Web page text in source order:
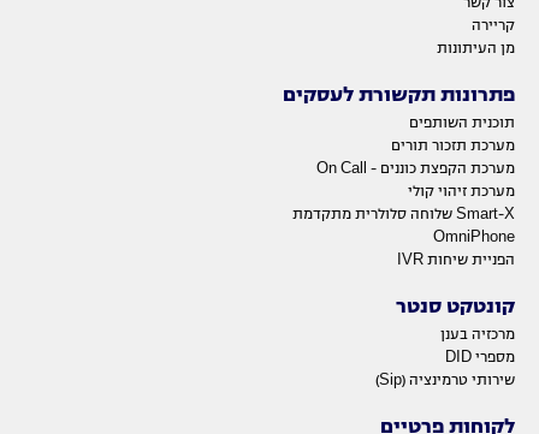
קריירה
מן העיתונות
פתרונות תקשורת לעסקים
תוכנית השותפים
מערכת תזכור תורים
מערכת הקפצת כוננים - On Call
מערכת זיהוי קולי
Smart-X שלוחה סלולרית מתקדמת
OmniPhone
הפניית שיחות IVR
קונטקט סנטר
מרכזיה בענן
מספרי DID
שירותי טרמינציה (Sip)
לקוחות פרטיים